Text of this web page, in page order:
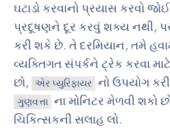
ઘટાડો કરવાનો પ્રયાસ કરવો
પ્રદૂષણને દૂર કરવું શક્ય નથી,
કરી શકે છે. તે દરમિયાન, તમે
વ્યક્તિગત સંપર્કને ટ્રેક કરવા
છો,
એર પ્યુરિફાયર નો ઉપયોગ
ગુણવત્તા
ના મોનિટર મેળવી શકો
ચિકિત્સકની સલાહ લો.